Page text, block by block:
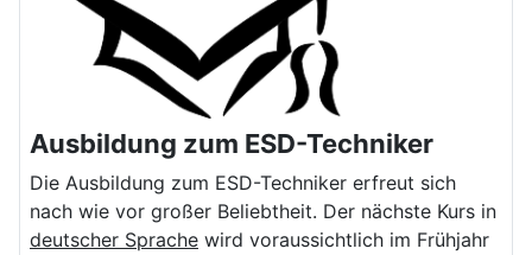
Ausbildung zum ESD-Techniker
Die Ausbildung zum ESD-Techniker erfreut sich
nach wie vor großer Beliebtheit. Der nächste Kurs in
deutscher Sprache wird voraussichtlich im Frühjahr